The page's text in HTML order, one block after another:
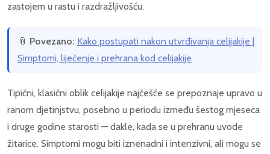
zastojem u rastu i razdražljivošću.
📎 Povezano: Kako postupati nakon utvrđivanja celijakije |
Simptomi, liječenje i prehrana kod celijakije
Tipični, klasični oblik celijakije najčešće se prepoznaje upravo u
ranom djetinjstvu, posebno u periodu između šestog mjeseca
i druge godine starosti — dakle, kada se u prehranu uvode
žitarice. Simptomi mogu biti iznenadni i intenzivni, ali mogu se